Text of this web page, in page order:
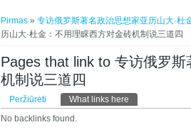
Pirmas »专访俄罗斯著名政治思想家亚历山大·杜
历山大·杜金：不用理睬西方对金砖机制说三道四 ​
Pages that link to 专访俄罗
机制说三道四 ​
Pirminės kortelės
Peržiūrėti What links here
No backlinks found.